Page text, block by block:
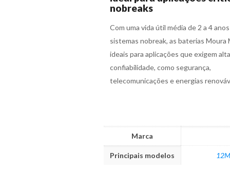
nobreaks
Com uma vida útil média de 2 a 4
sistemas nobreak, as baterias Moura
ideais para aplicações que exigem alta
confiabilidade, como segurança,
telecomunicações e energias
Marca
Principais modelos